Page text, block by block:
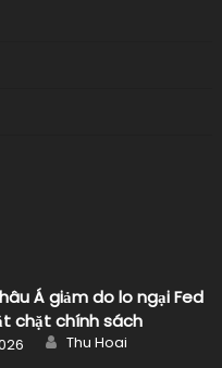
Á giảm do lo ngại Fed
chặt chính sách
Author
Thu Hoai